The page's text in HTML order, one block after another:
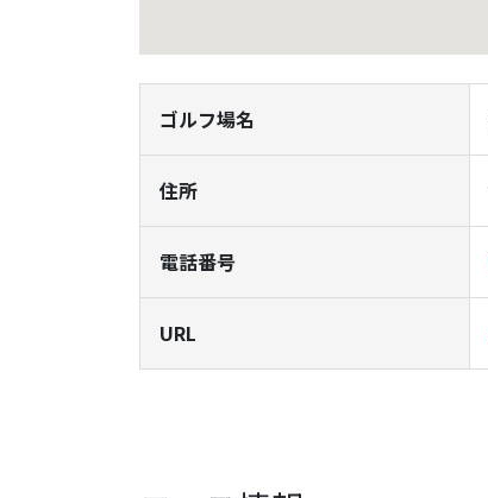
ゴルフ場名
住所
電話番号
URL